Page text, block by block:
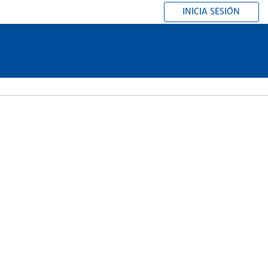
INICIA SESIÓN